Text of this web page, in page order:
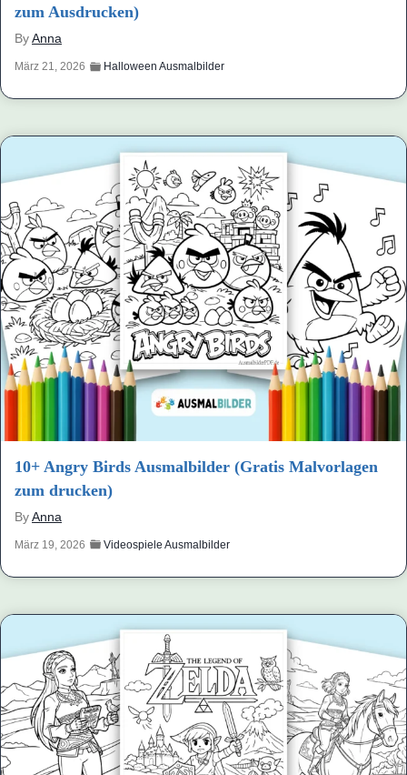
zum Ausdrucken)
ByAnna
März 21, 2026 Halloween Ausmalbilder
10+ Angry Birds Ausmalbilder (Gratis Malvorlagen
zum drucken)
ByAnna
März 19, 2026 Videospiele Ausmalbilder